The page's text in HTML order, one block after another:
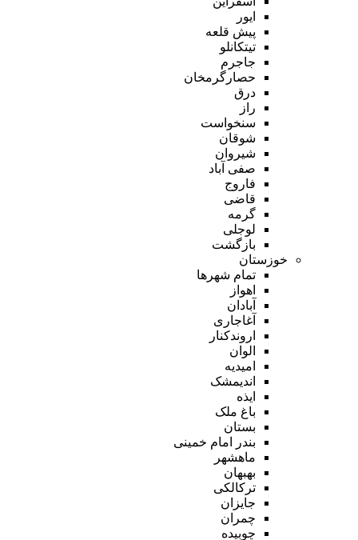
ایور
پیش قلعه
تیتکانلو
جاجرم
حصارگرمخان
درق
راز
سنخواست
شوقان
شیروان
صفی آباد
فاروج
قاضی
گرمه
لوجلی
بازگشت
خوزستان
تمام شهر‌ها
اهواز
آبادان
آغاجاری
اروندکنار
الوان
امیدیه
اندیمشک
ایذه
باغ ملک
بستان
بندر امام خمینی
ماهشهر
بهبهان
ترکالکی
جایزان
چمران
چوبیده